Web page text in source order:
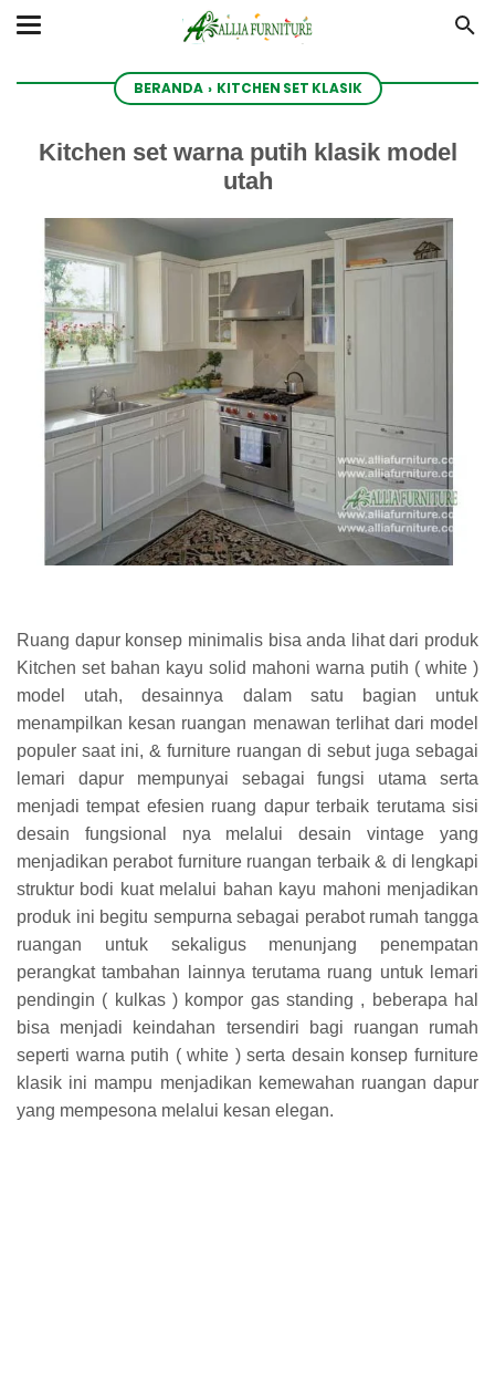
BERANDA › KITCHEN SET KLASIK
Kitchen set warna putih klasik model
utah
Ruang dapur konsep minimalis bisa anda lihat dari produk
Kitchen set bahan kayu solid mahoni warna putih ( white )
model utah, desainnya dalam satu bagian untuk
menampilkan kesan ruangan menawan terlihat dari model
populer saat ini, & furniture ruangan di sebut juga sebagai
lemari dapur mempunyai sebagai fungsi utama serta
menjadi tempat efesien ruang dapur terbaik terutama sisi
desain fungsional nya melalui desain vintage yang
menjadikan perabot furniture ruangan terbaik & di lengkapi
struktur bodi kuat melalui bahan kayu mahoni menjadikan
produk ini begitu sempurna sebagai perabot rumah tangga
ruangan untuk sekaligus menunjang penempatan
perangkat tambahan lainnya terutama ruang untuk lemari
pendingin ( kulkas ) kompor gas standing , beberapa hal
bisa menjadi keindahan tersendiri bagi ruangan rumah
seperti warna putih ( white ) serta desain konsep furniture
klasik ini mampu menjadikan kemewahan ruangan dapur
yang mempesona melalui kesan elegan.